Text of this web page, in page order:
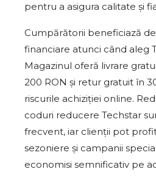
pentru a asigura calitate și
Cumpărătorii beneficiază
financiare atunci când aleg
Magazinul oferă livrare
200 RON și retur gratuit în
riscurile achiziției online.
coduri reducere Techstar
frecvent, iar clienții pot
sezoniere și campanii
economisi semnificativ pe